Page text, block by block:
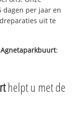
dagen per jaar en
uit te
:
helpt u met de